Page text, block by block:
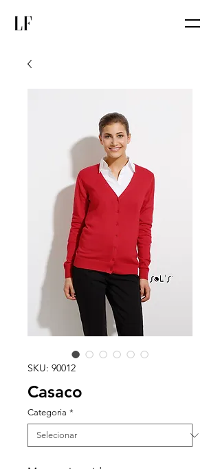
SKU: 90012
Casaco
Categoria *